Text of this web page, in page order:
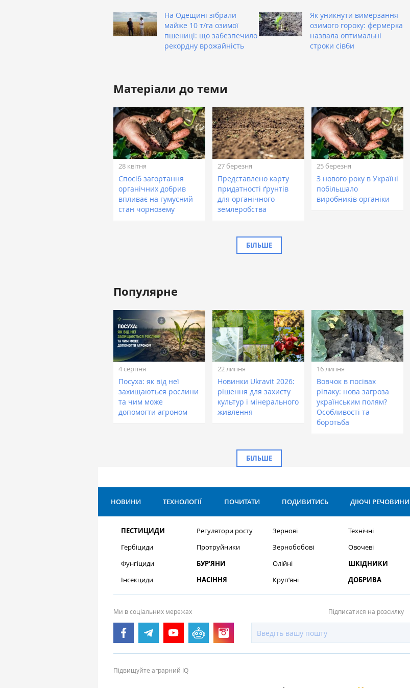
На Одещині зібрали
майже 10 т/га озимої
пшениці: що забезпечило
рекордну врожайність
Як уникнути вимерзання
озимого гороху: фермерка
назвала оптимальні
строки сівби
Матеріали до теми
28 квітня
Спосіб загортання
органічних добрив
впливає на гумусний
стан чорнозему
27 березня
Представлено карту
придатності ґрунтів
для органічного
землеробства
25 березня
З нового року в Україні
побільшало
виробників органіки
БІЛЬШЕ
Популярне
4 серпня
Посуха: як від неї
захищаються рослини
та чим може
допомогти агроном
22 липня
Новинки Ukravit 2026:
рішення для захисту
культур і мінерального
живлення
16 липня
Вовчок в посівах
ріпаку: нова загроза
українським полям?
Особливості та
боротьба
БІЛЬШЕ
НОВИНИ ТЕХНОЛОГІЇ ПОЧИТАТИ ПОДИВИТИСЬ ДІЮЧІ РЕЧОВИНИ
ПЕСТИЦИДИ
Гербіциди
Фунгіциди
Інсекциди
Регулятори росту
Протруйники
БУР’ЯНИ
НАСІННЯ
Зернові
Зернобобові
Олійні
Круп’яні
Технічні
Овочеві
ШКІДНИКИ
ДОБРИВА
Ми в соціальних мережах Підписатися на розсилку
Підвищуйте аграрний IQ